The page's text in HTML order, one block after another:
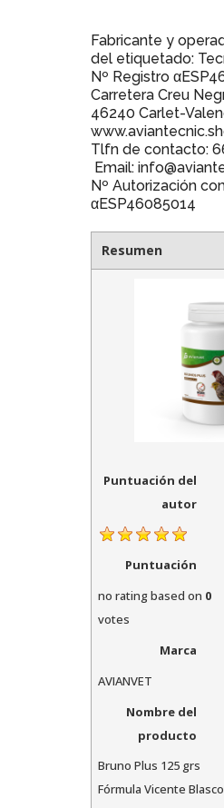
Fabricante y
del etiquetado:
Nº Registro
Carretera Creu
46240 Carlet-
Tlfn de contacto:
Email:
Nº Autorización
αESP46085014
Resumen
Puntuación del
autor
Puntuación
no ratingbased on 0
votes
Marca
AVIANVET
Nombre del
producto
Bruno Plus 125 grs
Fórmula Vicente Blasco